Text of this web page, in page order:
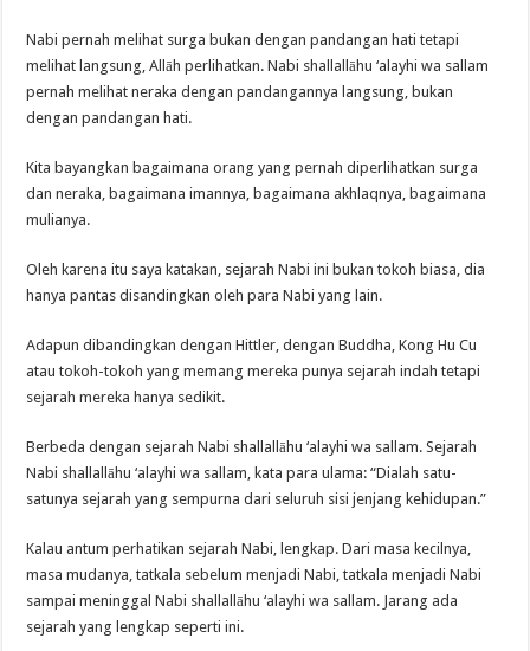
Nabi pernah melihat surga bukan dengan pandangan hati tetapi
melihat langsung, Allāh perlihatkan. Nabi shallallāhu ‘alayhi wa sallam
pernah melihat neraka dengan pandangannya langsung, bukan
dengan pandangan hati.
Kita bayangkan bagaimana orang yang pernah diperlihatkan surga
dan neraka, bagaimana imannya, bagaimana akhlaqnya, bagaimana
mulianya.
Oleh karena itu saya katakan, sejarah Nabi ini bukan tokoh biasa, dia
hanya pantas disandingkan oleh para Nabi yang lain.
Adapun dibandingkan dengan Hittler, dengan Buddha, Kong Hu Cu
atau tokoh-tokoh yang memang mereka punya sejarah indah tetapi
sejarah mereka hanya sedikit.
Berbeda dengan sejarah Nabi shallallāhu ‘alayhi wa sallam. Sejarah
Nabi shallallāhu ‘alayhi wa sallam, kata para ulama: “Dialah satu-
satunya sejarah yang sempurna dari seluruh sisi jenjang kehidupan.”
Kalau antum perhatikan sejarah Nabi, lengkap. Dari masa kecilnya,
masa mudanya, tatkala sebelum menjadi Nabi, tatkala menjadi Nabi
sampai meninggal Nabi shallallāhu ‘alayhi wa sallam. Jarang ada
sejarah yang lengkap seperti ini.